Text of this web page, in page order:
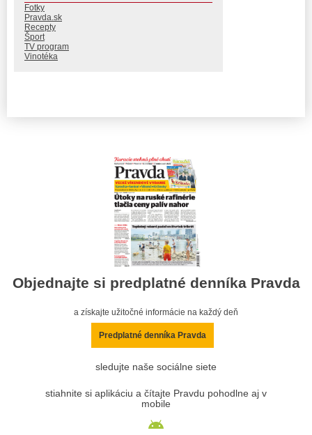
Fotky
Pravda.sk
Recepty
Šport
TV program
Vinotéka
Objednajte si predplatné denníka Pravda
a získajte užitočné informácie na každý deň
Predplatné denníka Pravda
sledujte naše sociálne siete
stiahnite si aplikáciu a čítajte Pravdu pohodlne aj v
mobile